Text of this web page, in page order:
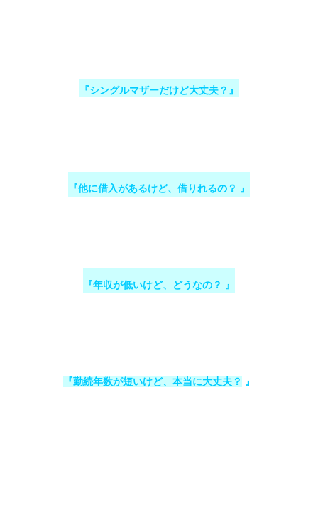
『シングルマザーだけど大丈夫？』
『他に借入があるけど、借りれるの？ 』
『年収が低いけど、どうなの？ 』
『勤続年数が短いけど、本当に大丈夫？ 』